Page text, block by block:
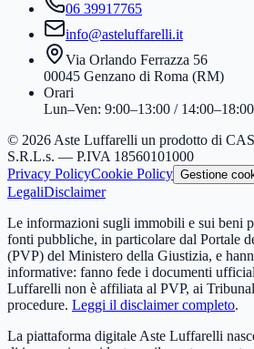
06 39917765
info@asteluffarelli.it
Via Orlando Ferrazza 56
00045 Genzano di Roma (RM)
Orari
Lun–Ven: 9:00–13:00 / 14:00–18:00
© 2026 Aste Luffarelli un prodotto di
S.R.L.s. — P.IVA 18560101000
Privacy PolicyCookie Policy Gestione
LegaliDisclaimer
Le informazioni sugli immobili e sui beni
fonti pubbliche, in particolare dal Portale
(PVP) del Ministero della Giustizia, e
informative: fanno fede i documenti
Luffarelli non è affiliata al PVP, ai
procedure. Leggi il disclaimer completo.
La piattaforma digitale Aste Luffarelli